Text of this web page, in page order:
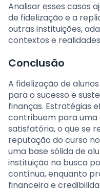
Analisar esses casos
de fidelização e a
outras instituições,
contextos e
Conclusão
A fidelização de
para o sucesso e
finanças. Estratégias
contribuem para uma
satisfatória, o que se
reputação do curso
uma base sólida de
instituição na busca
contínua, enquanto
financeira e